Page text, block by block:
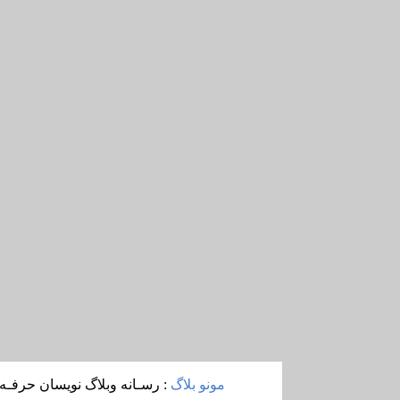
مونو بلاگ : رسـانه وبلاگ نويسان